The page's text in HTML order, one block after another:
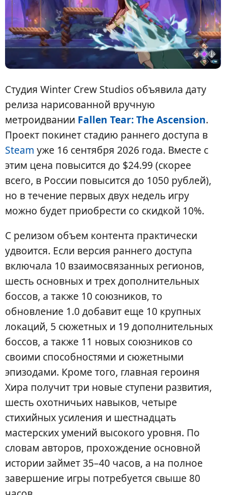
Студия Winter Crew Studios объявила дату
релиза нарисованной вручную
метроидвании Fallen Tear: The Ascension.
Проект покинет стадию раннего доступа в
Steam уже 16 сентября 2026 года. Вместе с
этим цена повысится до $24.99 (скорее
всего, в России повысится до 1050 рублей),
но в течение первых двух недель игру
можно будет приобрести со скидкой 10%.
С релизом объем контента практически
удвоится. Если версия раннего доступа
включала 10 взаимосвязанных регионов,
шесть основных и трех дополнительных
боссов, а также 10 союзников, то
обновление 1.0 добавит еще 10 крупных
локаций, 5 сюжетных и 19 дополнительных
боссов, а также 11 новых союзников со
своими способностями и сюжетными
эпизодами. Кроме того, главная героиня
Хира получит три новые ступени развития,
шесть охотничьих навыков, четыре
стихийных усиления и шестнадцать
мастерских умений высокого уровня. По
словам авторов, прохождение основной
истории займет 35–40 часов, а на полное
завершение игры потребуется свыше 80